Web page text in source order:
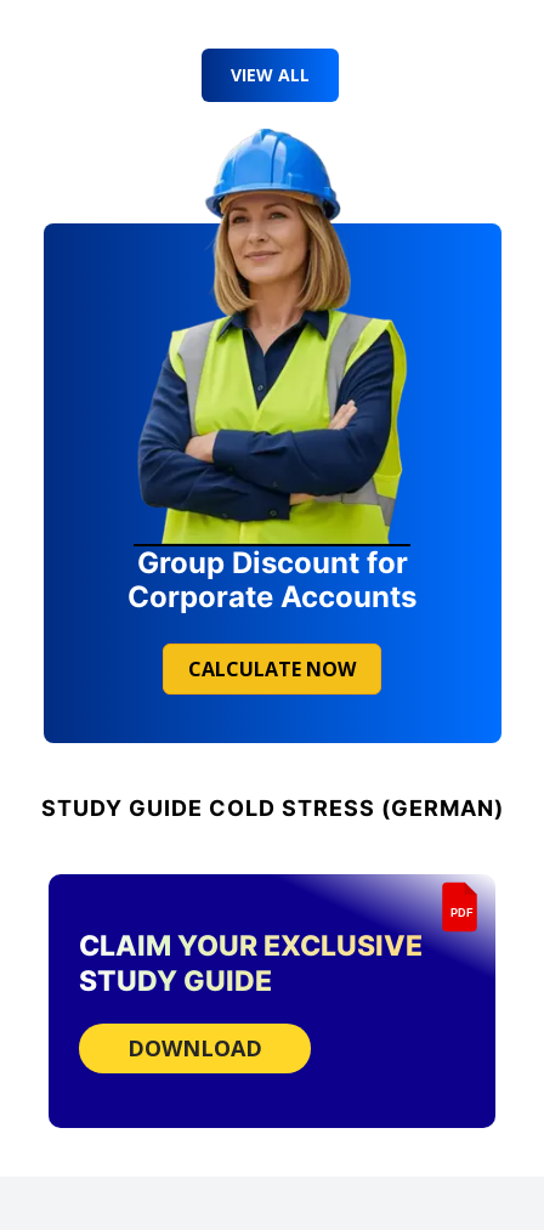
VIEW ALL
Group Discount for
Corporate Accounts
CALCULATE NOW
STUDY GUIDE COLD STRESS (GERMAN)
PDF
CLAIM YOUR EXCLUSIVE
STUDY GUIDE
DOWNLOAD